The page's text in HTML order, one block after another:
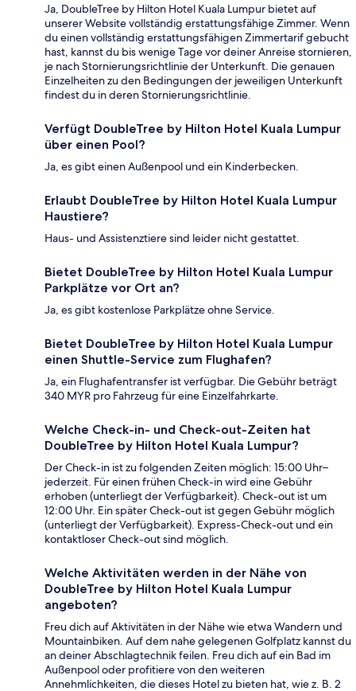
Ja, DoubleTree by Hilton Hotel Kuala Lumpur bietet auf
unserer Website vollständig erstattungsfähige Zimmer. Wenn
du einen vollständig erstattungsfähigen Zimmertarif gebucht
hast, kannst du bis wenige Tage vor deiner Anreise stornieren,
je nach Stornierungsrichtlinie der Unterkunft. Die genauen
Einzelheiten zu den Bedingungen der jeweiligen Unterkunft
findest du in deren Stornierungsrichtlinie.
Verfügt DoubleTree by Hilton Hotel Kuala Lumpur
über einen Pool?
Ja, es gibt einen Außenpool und ein Kinderbecken.
Erlaubt DoubleTree by Hilton Hotel Kuala Lumpur
Haustiere?
Haus- und Assistenztiere sind leider nicht gestattet.
Bietet DoubleTree by Hilton Hotel Kuala Lumpur
Parkplätze vor Ort an?
Ja, es gibt kostenlose Parkplätze ohne Service.
Bietet DoubleTree by Hilton Hotel Kuala Lumpur
einen Shuttle-Service zum Flughafen?
Ja, ein Flughafentransfer ist verfügbar. Die Gebühr beträgt
340 MYR pro Fahrzeug für eine Einzelfahrkarte.
Welche Check-in- und Check-out-Zeiten hat
DoubleTree by Hilton Hotel Kuala Lumpur?
Der Check-in ist zu folgenden Zeiten möglich: 15:00 Uhr–
jederzeit. Für einen frühen Check-in wird eine Gebühr
erhoben (unterliegt der Verfügbarkeit). Check-out ist um
12:00 Uhr. Ein später Check-out ist gegen Gebühr möglich
(unterliegt der Verfügbarkeit). Express-Check-out und ein
kontaktloser Check-out sind möglich.
Welche Aktivitäten werden in der Nähe von
DoubleTree by Hilton Hotel Kuala Lumpur
angeboten?
Freu dich auf Aktivitäten in der Nähe wie etwa Wandern und
Mountainbiken. Auf dem nahe gelegenen Golfplatz kannst du
an deiner Abschlagtechnik feilen. Freu dich auf ein Bad im
Außenpool oder profitiere von den weiteren
Annehmlichkeiten, die dieses Hotel zu bieten hat, wie z. B. 2